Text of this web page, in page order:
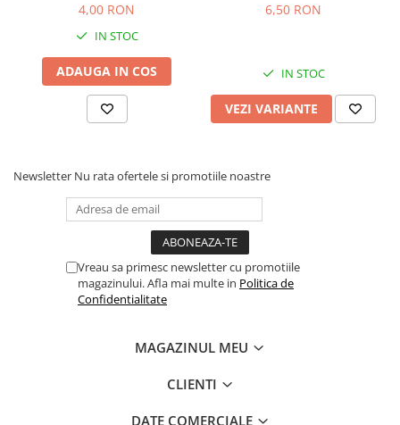
4,00 RON
IN STOC
ADAUGA IN COS
6,50 RON
IN STOC
VEZI VARIANTE
Newsletter Nu rata ofertele si promotiile noastre
Vreau sa primesc newsletter cu promotiile
magazinului. Afla mai multe in Politica de
Confidentialitate
MAGAZINUL MEU
CLIENTI
DATE COMERCIALE